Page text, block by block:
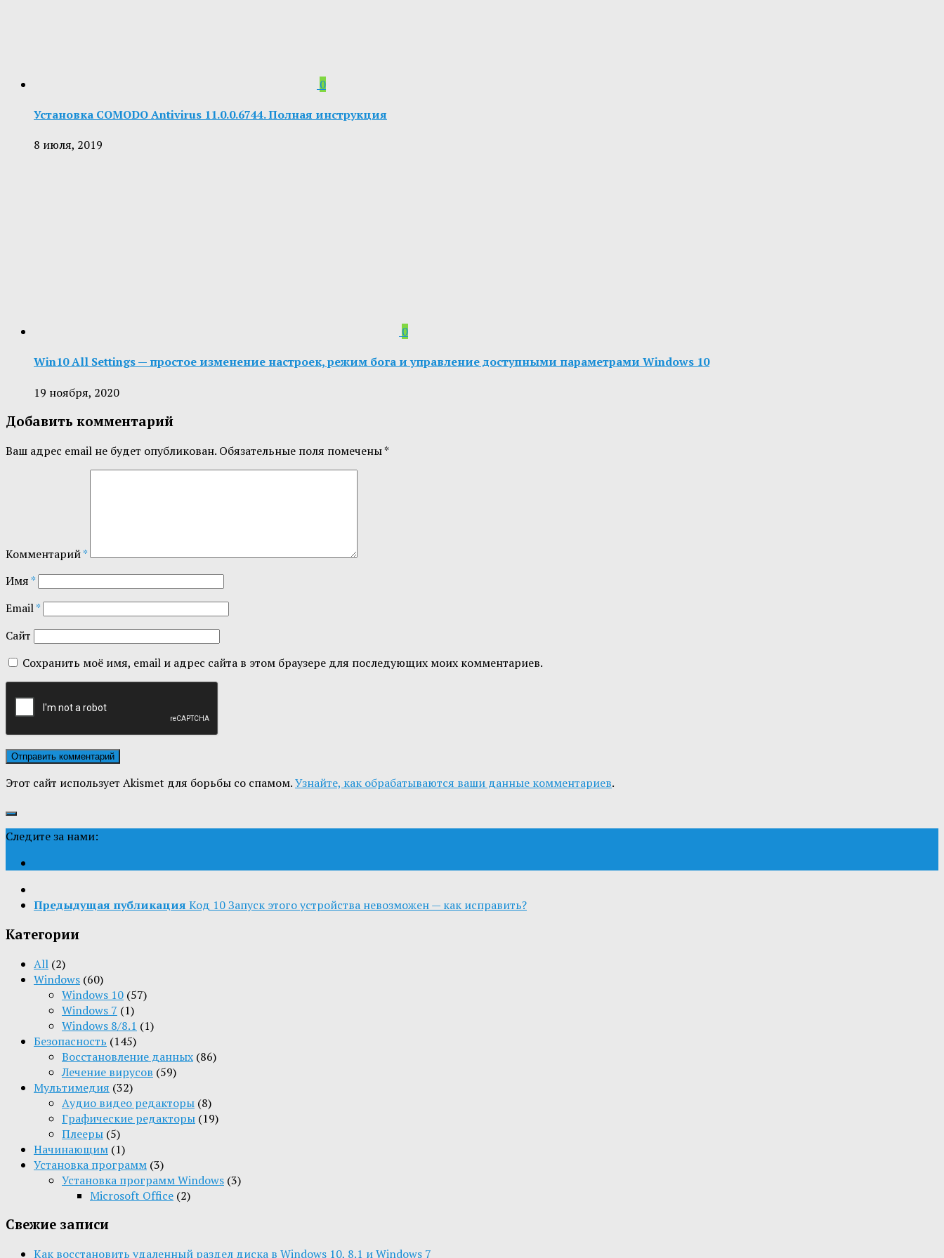
0
Установка COMODO Antivirus 11.0.0.6744. Полная инструкция
8 июля, 2019
0
Win10 All Settings — простое изменение настроек, режим бога и управление доступными параметрами Windows 10
19 ноября, 2020
Добавить комментарий
Ваш адрес email не будет опубликован. Обязательные поля помечены*
Комментарий*
Имя*
Email*
Сайт
Сохранить моё имя, email и адрес сайта в этом браузере для последующих моих комментариев.
Этот сайт использует Akismet для борьбы со спамом.Узнайте, как обрабатываются ваши данные комментариев.
Следите за нами:
Предыдущая публикация Код 10 Запуск этого устройства невозможен — как исправить?
Категории
All (2)
Windows (60)
Windows 10 (57)
Windows 7 (1)
Windows 8/8.1 (1)
Безопасность (145)
Восстановление данных (86)
Лечение вирусов (59)
Мультимедия (32)
Aудио видео редакторы (8)
Графические редакторы (19)
Плееры (5)
Начинающим (1)
Установка программ (3)
Установка программ Windows (3)
Microsoft Office (2)
Свежие записи
Как восстановить удаленный раздел диска в Windows 10, 8.1 и Windows 7